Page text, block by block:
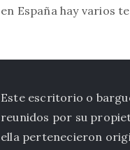
en España hay varios
Este escritorio o
reunidos por su
ella pertenecieron